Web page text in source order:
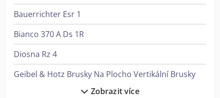
Bauerrichter Esr 1
Bianco 370 A Ds 1R
Diosna Rz 4
Geibel & Hotz Brusky Na Plocho Vertikální Brusky
Zobrazit více